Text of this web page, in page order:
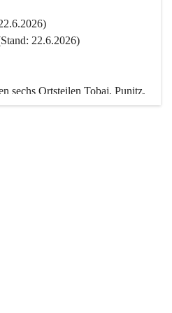
22.6.2026)
sechs Ortsteilen Tobaj, Punitz,
Kroatisch Tschantschendorf,